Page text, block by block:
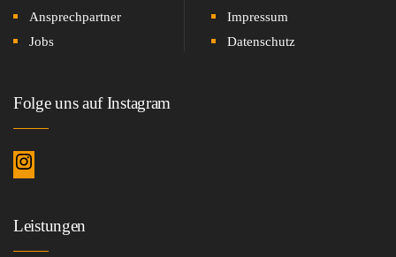
Ansprechpartner
Jobs
Impressum
Datenschutz
Folge uns auf Instagram
Leistungen